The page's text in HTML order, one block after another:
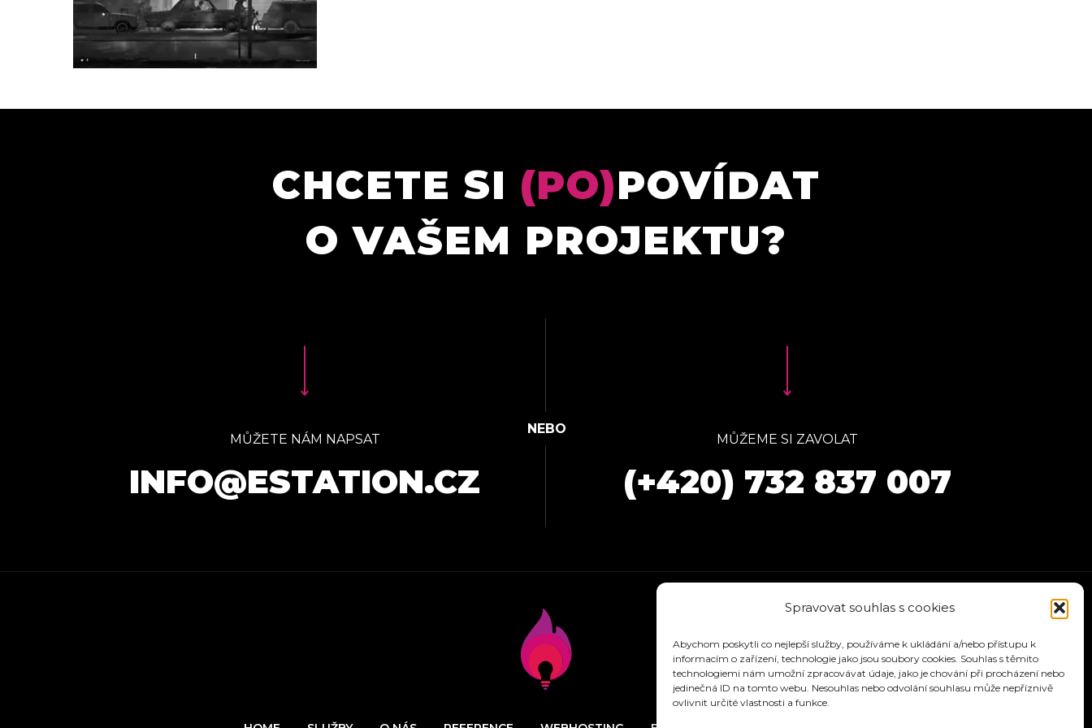
Spravovat souhlas s cookies
Abychom poskytli co nejlepší služby, používáme k ukládání a/nebo přístupu k
informacím o zařízení, technologie jako jsou soubory cookies. Souhlas s těmito
technologiemi nám umožní zpracovávat údaje, jako je chování při procházení nebo
jedinečná ID na tomto webu. Nesouhlas nebo odvolání souhlasu může nepříznivě
ovlivnit určité vlastnosti a funkce.
CHCETE SI (PO)POVÍDAT
O VAŠEM PROJEKTU?
MŮŽETE NÁM NAPSAT
INFO@ESTATION.CZ
MŮŽEME SI ZAVOLAT
(+420) 732 837 007